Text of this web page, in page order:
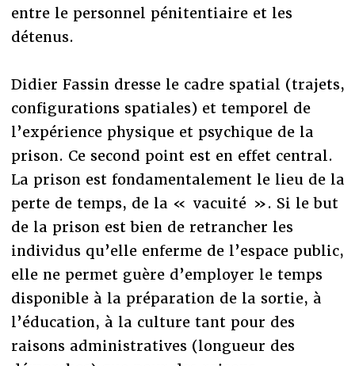
entre le personnel pénitentiaire et les
détenus.
Didier Fassin dresse le cadre spatial (trajets,
configurations spatiales) et temporel de
l’expérience physique et psychique de la
prison. Ce second point est en effet central.
La prison est fondamentalement le lieu de la
perte de temps, de la « vacuité ». Si le but
de la prison est bien de retrancher les
individus qu’elle enferme de l’espace public,
elle ne permet guère d’employer le temps
disponible à la préparation de la sortie, à
l’éducation, à la culture tant pour des
raisons administratives (longueur des